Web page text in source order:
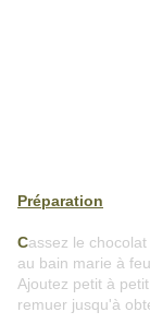
Préparation
Cassez le
au bain marie à
Ajoutez petit à
remuer jusqu'à